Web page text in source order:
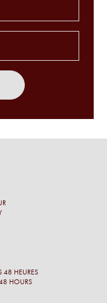
montures
de montures
des montures.
48 HEURES
HOURS